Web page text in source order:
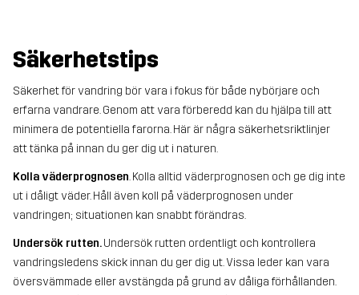
Säkerhetstips
Säkerhet för vandring bör vara i fokus för både nybörjare och
erfarna vandrare. Genom att vara förberedd kan du hjälpa till att
minimera de potentiella farorna. Här är några säkerhetsriktlinjer
att tänka på innan du ger dig ut i naturen.
Kolla väderprognosen. Kolla alltid väderprognosen och ge dig inte
ut i dåligt väder. Håll även koll på väderprognosen under
vandringen; situationen kan snabbt förändras.
Undersök rutten.Undersök rutten ordentligt och kontrollera
vandringsledens skick innan du ger dig ut. Vissa leder kan vara
översvämmade eller avstängda på grund av dåliga förhållanden.